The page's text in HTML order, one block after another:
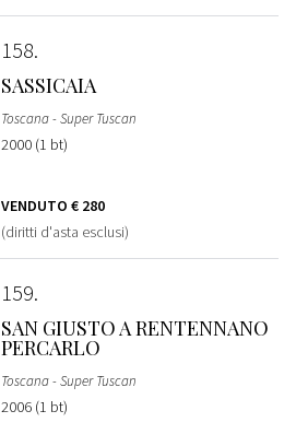
158
SASSICAIA
Toscana - Super Tuscan
2000 (1 bt)
VENDUTO € 280
(diritti d'asta esclusi)
159
SAN GIUSTO A RENTENNANO
PERCARLO
Toscana - Super Tuscan
2006 (1 bt)